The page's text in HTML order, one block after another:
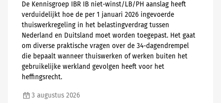
De Kennisgroep IBR IB niet-winst/LB/PH aanslag heeft
verduidelijkt hoe de per 1 januari 2026 ingevoerde
thuiswerkregeling in het belastingverdrag tussen
Nederland en Duitsland moet worden toegepast. Het gaat
om diverse praktische vragen over de 34-dagendrempel
die bepaalt wanneer thuiswerken of werken buiten het
gebruikelijke werkland gevolgen heeft voor het
heffingsrecht.
3 augustus 2026